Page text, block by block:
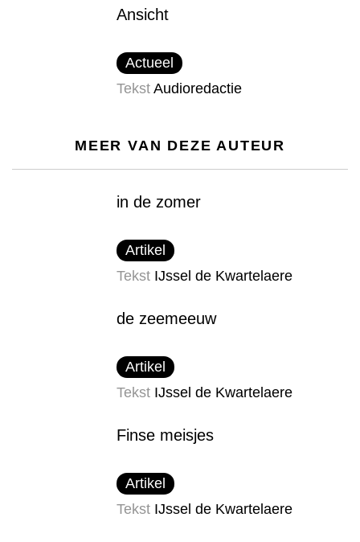
Ansicht
Actueel
Tekst Audioredactie
MEER VAN DEZE AUTEUR
in de zomer
Artikel
Tekst IJssel de Kwartelaere
de zeemeeuw
Artikel
Tekst IJssel de Kwartelaere
Finse meisjes
Artikel
Tekst IJssel de Kwartelaere